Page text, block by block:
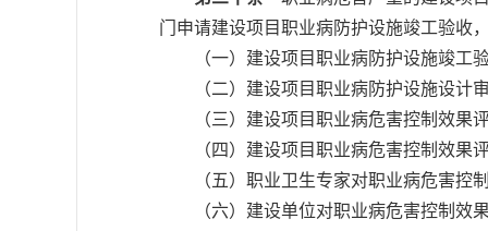
门申请建设项目职业病防护设施竣工验收
（一）建设项目职业病防护设施竣工
（二）建设项目职业病防护设施设计审
（三）建设项目职业病危害控制效果评
（四）建设项目职业病危害控制效果
（五）职业卫生专家对职业病危害控制
（六）建设单位对职业病危害控制效果